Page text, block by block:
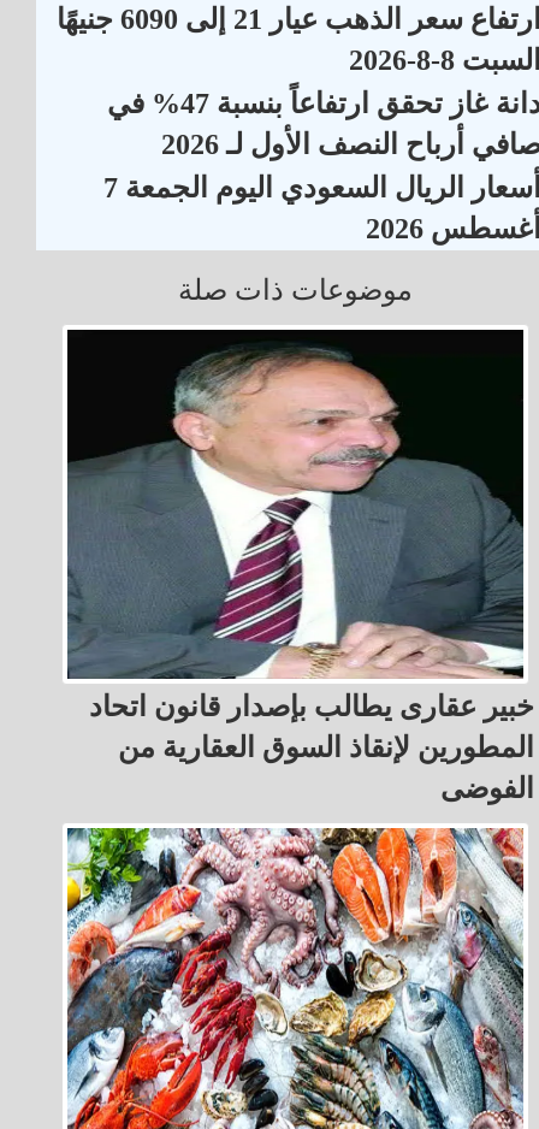
ارتفاع سعر الذهب عيار 21 إلى 6090 جنيهًا
8-8-2026
دانة غاز تحقق ارتفاعاً بنسبة 47% في
أرباح النصف الأول لـ 2026
أسعار الريال السعودي اليوم الجمعة 7
2026
موضوعات ذات صلة
خبير عقارى يطالب بإصدار قانون اتحاد
المطورين لإنقاذ السوق العقارية من
الفوضى